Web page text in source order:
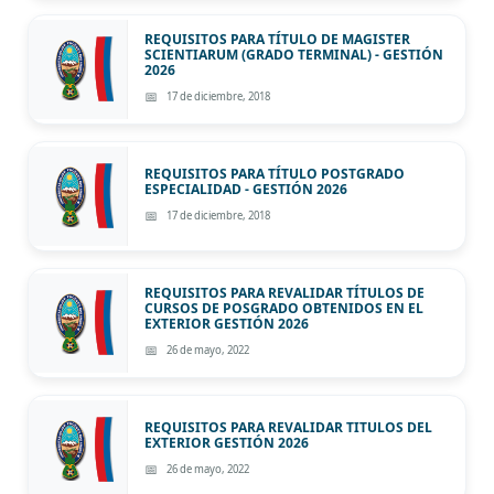
REQUISITOS PARA TÍTULO DE MAGISTER
SCIENTIARUM (GRADO TERMINAL) - GESTIÓN
2026
17 de diciembre, 2018
REQUISITOS PARA TÍTULO POSTGRADO
ESPECIALIDAD - GESTIÓN 2026
17 de diciembre, 2018
REQUISITOS PARA REVALIDAR TÍTULOS DE
CURSOS DE POSGRADO OBTENIDOS EN EL
EXTERIOR GESTIÓN 2026
26 de mayo, 2022
REQUISITOS PARA REVALIDAR TITULOS DEL
EXTERIOR GESTIÓN 2026
26 de mayo, 2022